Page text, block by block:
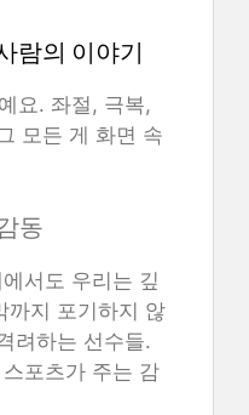
람의 이야기
요. 좌절, 극복,
모든 게 화면 속
동
서도 우리는 깊
까지 포기하지 않
려하는 선수들.
포츠가 주는 감